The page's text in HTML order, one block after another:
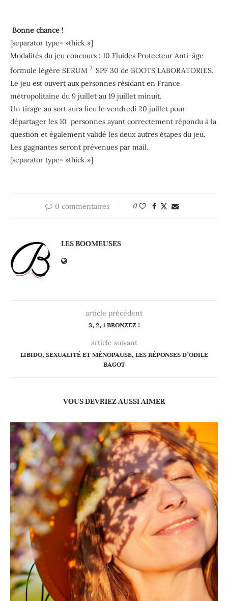
Bonne chance !
[separator type= »thick »]
Modalités du jeu concours : 10 Fluides Protecteur Anti-âge
formule légère SERUM 7 SPF 30 de BOOTS LABORATORIES.
Le jeu est ouvert aux personnes résidant en France
métropolitaine du 9 juillet au 19 juillet minuit.
Un tirage au sort aura lieu le vendredi 20 juillet pour
départager les 10 personnes ayant correctement répondu à la
question et également validé les deux autres étapes du jeu.
Les gagnantes seront prévenues par mail.
[separator type= »thick »]
0 commentaires 0
LES BOOMEUSES
article précédent
3, 2, 1 BRONZEZ !
article suivant
LIBIDO, SEXUALITÉ ET MÉNOPAUSE, LES RÉPONSES D’ODILE
BAGOT
VOUS DEVRIEZ AUSSI AIMER